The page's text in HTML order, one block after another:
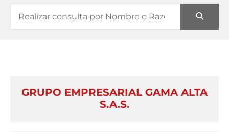
GRUPO EMPRESARIAL GAMA ALTA
S.A.S.